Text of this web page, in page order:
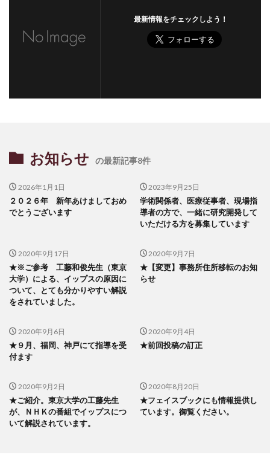
最新情報をチェックしよう！
お知らせ の最新記事8件
2026年1月1日
２０２６年 新年あけましておめ
でとうございます
2023年9月25日
学術関係者、医療従事者、現場指
導者の方で、一緒に研究開発して
いただける方を募集しています
2020年9月17日
★※ご参考 工藤和俊先生（東京
大学）による、イップスの原因に
ついて、とても分かりやすい解説
をされていました。
2020年9月7日
★【変更】事務所住所移転のお知
らせ
2020年9月6日
★９月、福岡、神戸にて指導を受
付ます
2020年9月4日
★前回投稿の訂正
2020年9月2日
★ご紹介。東京大学の工藤先生
が、ＮＨＫの番組でイップスにつ
いて解説されています。
2020年8月20日
★フェイスブックにも情報提供し
ています。御覧ください。